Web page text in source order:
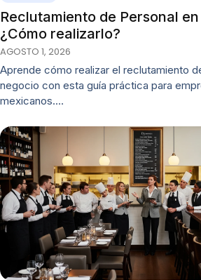
Reclutamiento de Personal
¿Cómo realizarlo?
AGOSTO 1, 2026
Aprende cómo realizar el reclutamiento
negocio con esta guía práctica para
mexicanos.…